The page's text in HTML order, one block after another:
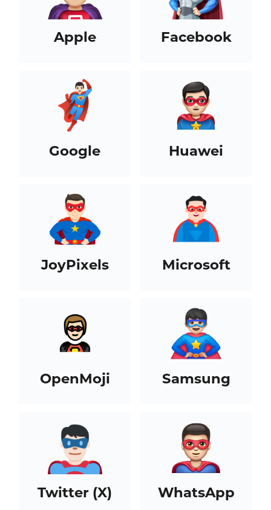
Apple Facebook
Google Huawei
JoyPixels Microsoft
OpenMoji Samsung
Twitter (X) WhatsApp